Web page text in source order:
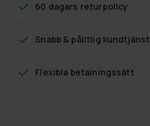
60 dagars returpolicy
Snabb & pålitlig kundtjänst
Flexibla betalningssätt